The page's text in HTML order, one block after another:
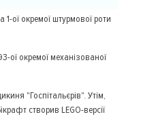
ої окремої штурмової роти
ої окремої механізованої
"Госпітальєрів". Утім,
створив LEGO-версії